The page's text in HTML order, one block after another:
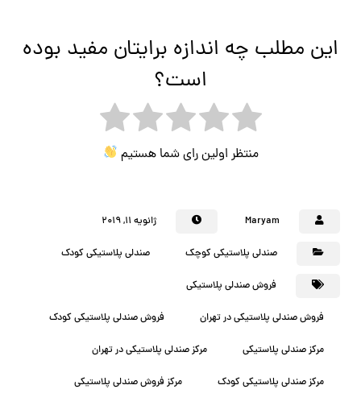
این مطلب چه اندازه برایتان مفید بوده
است؟
منتظر اولین رای شما هستیم
Maryam ژانویه ۱۱, ۲۰۱۹
صندلی پلاستیکی کوچک صندلی پلاستیکی کودک
فروش صندلی پلاستیکی
فروش صندلی پلاستیکی در تهران فروش صندلی پلاستیکی کودک
مرکز صندلی پلاستیکی مرکز صندلی پلاستیکی در تهران
مرکز صندلی پلاستیکی کودک مرکز فروش صندلی پلاستیکی